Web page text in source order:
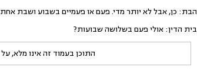
הבת: כן, אבל לא יותר מדי. פעם או פעמיים בשבוע ושבת
בית הדין: אולי פעם בשלושה שבועות?
התוכן בעמוד זה אינו מלא,